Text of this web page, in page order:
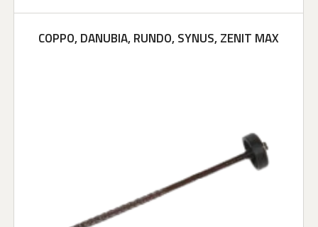
COPPO, DANUBIA, RUNDO, SYNUS, ZENIT MAX